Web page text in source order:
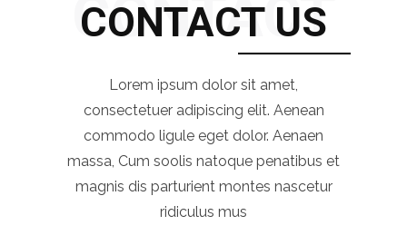
CONTACT
CONTACT US
Lorem ipsum dolor sit amet,
consectetuer adipiscing elit. Aenean
commodo ligule eget dolor. Aenaen
massa, Cum soolis natoque penatibus et
magnis dis parturient montes nascetur
ridiculus mus